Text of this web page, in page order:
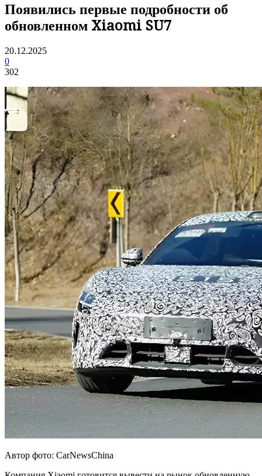
Появились первые подробности об
обновленном Xiaomi SU7
20.12.2025
0
302
Автор фото: CarNewsChina